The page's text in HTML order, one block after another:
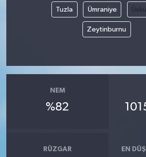
Tuzla Ümraniye
Zeytinburnu
NEM
%82
RÜZGAR EN